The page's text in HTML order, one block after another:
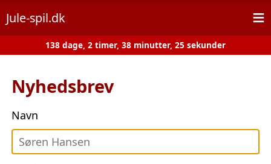
Jule-spil.dk ≡
138 dage, 2 timer, 38 minutter, 25 sekunder
Nyhedsbrev
Navn